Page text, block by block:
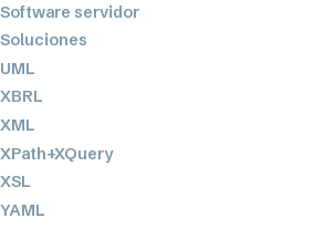
Software servidor
Soluciones
UML
XBRL
XML
XPath+XQuery
XSL
YAML